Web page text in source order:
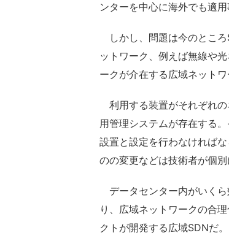
ンターを中心に海外でも適
しかし、問題は今のとこ
ットワーク、例えば無線や
ークが介在する広域ネットワ
利用する装置がそれぞれ
用管理システムが存在する
設置と設定を行わなければ
のの変更などは技術者が個別
データセンター内がいく
り、広域ネットワークの合
クトが開発する広域SDNだ。